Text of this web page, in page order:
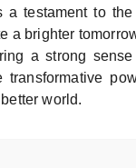
testament to
a brighter
a strong
world.